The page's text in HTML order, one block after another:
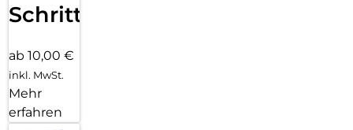
Schritten
ab 10,00 €
inkl. MwSt.
Mehr
erfahren